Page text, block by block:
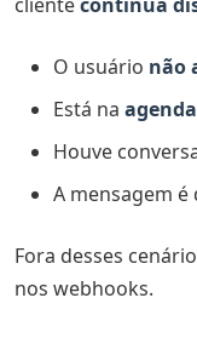
O usuário não
Está na
Houve
A mensagem é
Fora desses
nos webhooks.